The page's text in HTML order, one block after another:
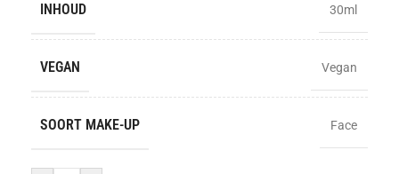
INHOUD 30ml
VEGAN Vegan
SOORT MAKE-UP Face